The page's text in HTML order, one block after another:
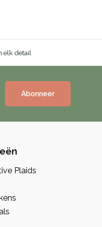
elk detail
Abonneer
Plaids